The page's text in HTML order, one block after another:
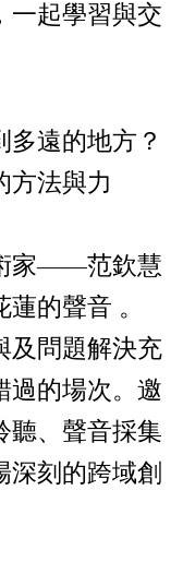
一起學習與交
多遠的地方？
方法與力
家——范欽慧
的聲音 。
及問題解決充
過的場次。邀
聽、聲音採集
深刻的跨域創